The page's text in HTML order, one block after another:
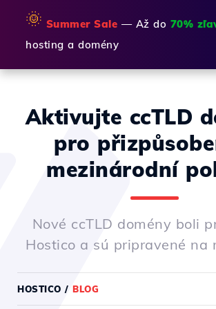
🌞 Summer Sale — Až do 70%
hosting a domény
Aktivujte ccTLD
pro
mezinárodní
Nové ccTLD domény boli
Hostico a sú pripravené na
HOSTICO / BLOG